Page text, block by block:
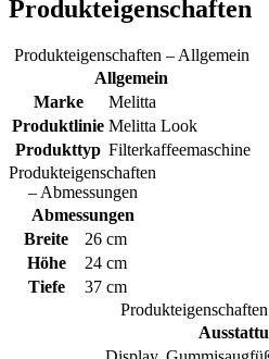
Produkteigenschaften
Produkteigenschaften – Allgemein
Allgemein
Marke
Melitta
Produktlinie Melitta Look
Produkttyp Filterkaffeemaschine
Produkteigenschaften
– Abmessungen
Abmessungen
Breite
26 cm
Höhe
24 cm
Tiefe
37 cm